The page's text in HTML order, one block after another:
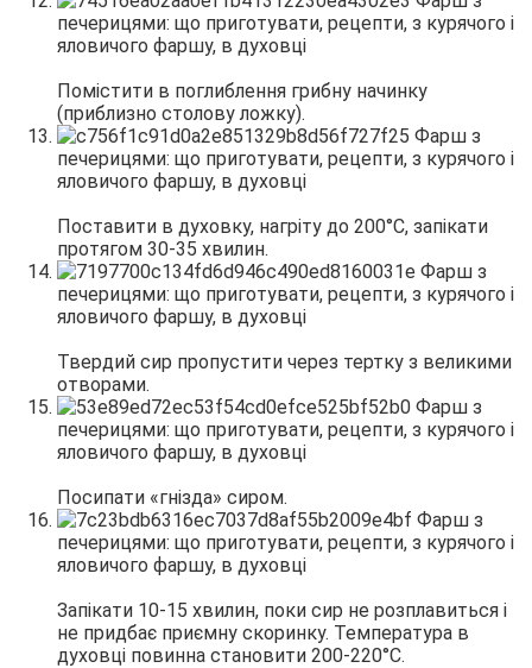
Помістити в поглиблення грибну начинку
(приблизно столову ложку).
Поставити в духовку, нагріту до 200°С, запікати
протягом 30-35 хвилин.
Твердий сир пропустити через тертку з великими
отворами.
Посипати «гнізда» сиром.
Запікати 10-15 хвилин, поки сир не розплавиться і
не придбає приємну скоринку. Температура в
духовці повинна становити 200-220°С.